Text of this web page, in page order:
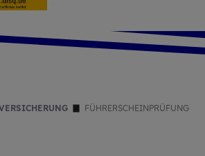
FÜHRERSCHEINPRÜFUNG